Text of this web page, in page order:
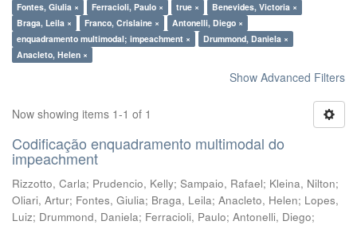
Fontes, Giulia × Ferracioli, Paulo × true ×
Benevides, Victoria ×
Braga, Leila ×
Franco, Crislaine ×
Antonelli, Diego ×
enquadramento multimodal; impeachment ×
Drummond, Daniela ×
Anacleto, Helen ×
Show Advanced Filters
Now showing items 1-1 of 1
Codificação enquadramento multimodal do
impeachment
Rizzotto, Carla; Prudencio, Kelly; Sampaio, Rafael; Kleina, Nilton;
Oliari, Artur; Fontes, Giulia; Braga, Leila; Anacleto, Helen; Lopes,
Luiz; Drummond, Daniela; Ferracioli, Paulo; Antonelli, Diego;